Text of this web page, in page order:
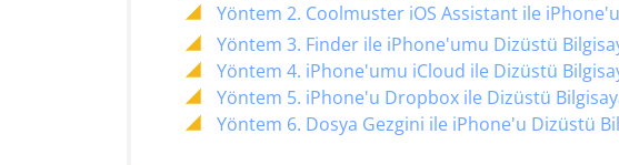
Yöntem 2. Coolmuster iOS Assistant ile
Yöntem 3. Finder ile iPhone'umu Dizüstü
Yöntem 4. iPhone'umu iCloud ile Dizüstü
Yöntem 5. iPhone'u Dropbox ile Dizüstü
Yöntem 6. Dosya Gezgini ile iPhone'u Dizüstü